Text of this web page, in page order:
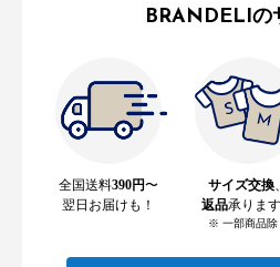
BRANDELIの
全国送料390円〜
翌日お届けも！
サイズ交換
返品承ります
※ 一部商品除